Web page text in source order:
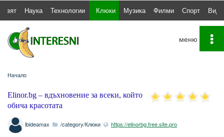
Свят Наука Технологии Клюки Музика Филми Спорт
Начало
Elinor.bg – вдъхновение за всеки, който
обича красотата
lbideamax /category/Клюки https://elinorbg.free.site.pro